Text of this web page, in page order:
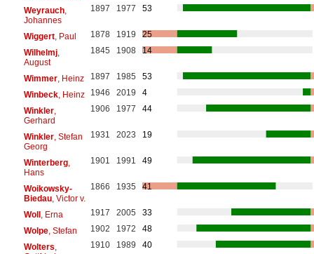
Weyrauch,
Johannes
1897 1977 53
Wiggert, Paul 1878 1919
25
Wilhelmj,
August
1845 1908 14
Wimmer, Heinz 1897 1985
53
Winbeck, Heinz 1946 2019
4
Winkler,
Gerhard
1906 1977 44
Winkler, Stefan
Georg
1931 2023 19
Winterberg,
Hans
1901 1991 49
Woikowsky-
Biedau, Victor v.
1866 1935 41
Woll , Erna 1917 2005
33
Wolpe, Stefan 1902 1972
48
Wolters,
1910 1989 40